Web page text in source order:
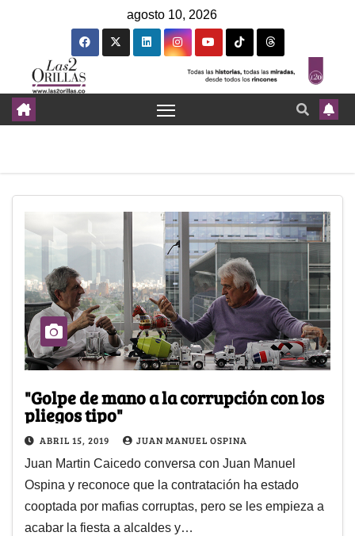
agosto 10, 2026
"Golpe de mano a la corrupción con los
pliegos tipo"
ABRIL 15, 2019 JUAN MANUEL OSPINA
Juan Martin Caicedo conversa con Juan Manuel
Ospina y reconoce que la contratación ha estado
cooptada por mafias corruptas, pero se les empieza a
acabar la fiesta a alcaldes y…